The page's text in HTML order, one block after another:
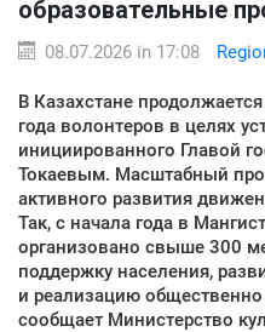
образовательные
08.07.2026 in 17:08
В Казахстане
года волонтеров в целях
инициированного Главой
Токаевым. Масштабный
активного развития
Так, с начала года в
организовано свыше 300
поддержку населения,
и реализацию
сообщает Министерство